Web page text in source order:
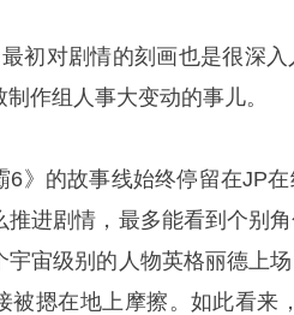
初对剧情的刻画也是很深
作组人事大变动的事儿。
6》的故事线始终停留在JP
推进剧情，最多能看到个别
宇宙级别的人物英格丽德上
被摁在地上摩擦。如此看来